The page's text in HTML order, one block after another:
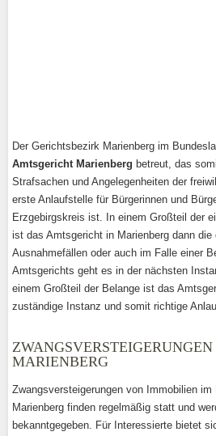
Der Gerichtsbezirk Marienberg im
Amtsgericht Marienberg betreut, das
Strafsachen und Angelegenheiten der
erste Anlaufstelle für Bürgerinnen und
Erzgebirgskreis ist. In einem Großteil der
ist das Amtsgericht in Marienberg dann
Ausnahmefällen oder auch im Falle einer
Amtsgerichts geht es in der nächsten
einem Großteil der Belange ist das
zuständige Instanz und somit richtige
MARIENBERG
Zwangsversteigerungen von Immobilien
Marienberg finden regelmäßig statt und
bekanntgegeben. Für Interessierte bietet